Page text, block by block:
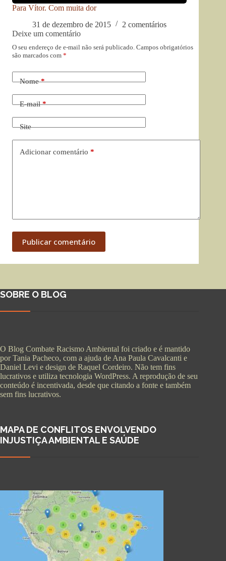
Para Vítor. Com muita dor
31 de dezembro de 2015
2 comentários
Deixe um comentário
O seu endereço de e-mail não será publicado. Campos obrigatórios
são marcados com *
Nome*
E-mail*
Site
Adicionar comentário *
Publicar comentário
SOBRE O BLOG
O Blog Combate Racismo Ambiental foi criado e é mantido
por Tania Pacheco, com a ajuda de Ana Paula Cavalcanti e
Daniel Levi e design de Raquel Cordeiro. Não tem fins
lucrativos e utiliza tecnologia WordPress. A reprodução de seu
conteúdo é incentivada, desde que citando a fonte e também
sem fins lucrativos.
MAPA DE CONFLITOS ENVOLVENDO
INJUSTIÇA AMBIENTAL E SAÚDE